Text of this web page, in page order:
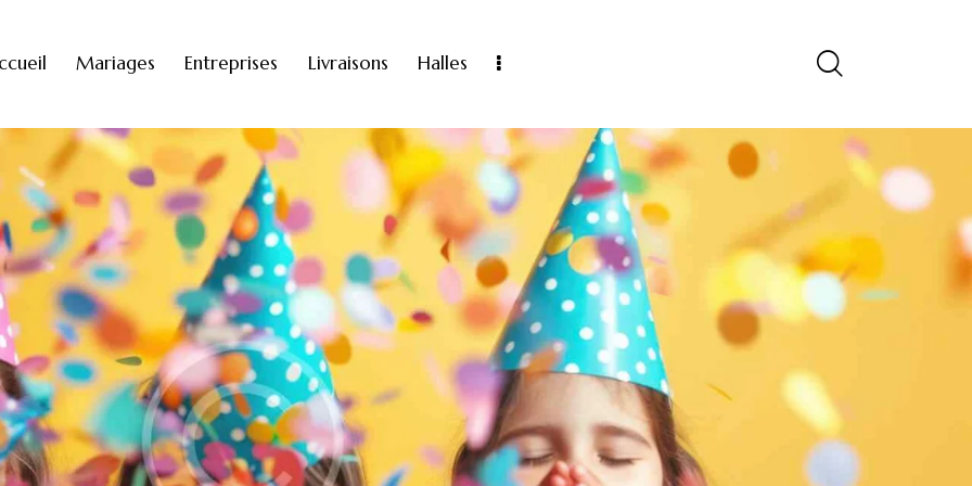
Mariages Entreprises Livraisons Halles